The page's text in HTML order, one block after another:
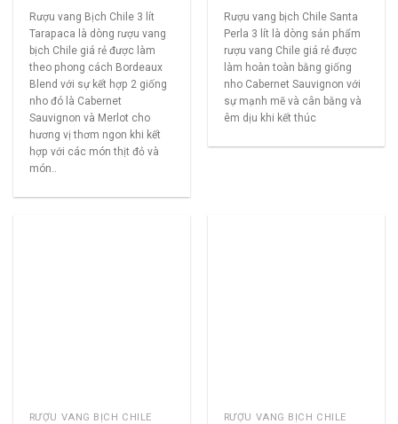
Rượu vang Bịch Chile 3 lít
Tarapaca là dòng rượu vang
bịch Chile giá rẻ được làm
theo phong cách Bordeaux
Blend với sự kết hợp 2 giống
nho đó là Cabernet
Sauvignon và Merlot cho
hương vị thơm ngon khi kết
hợp với các món thịt đỏ và
món..
Rượu vang bịch Chile Santa
Perla 3 lít là dòng sản phẩm
rượu vang Chile giá rẻ được
làm hoàn toàn bằng giống
nho Cabernet Sauvignon với
sự mạnh mẽ và cân bằng và
êm dịu khi kết thúc
RƯỢU VANG BỊCH CHILE RƯỢU VANG BỊCH CHILE